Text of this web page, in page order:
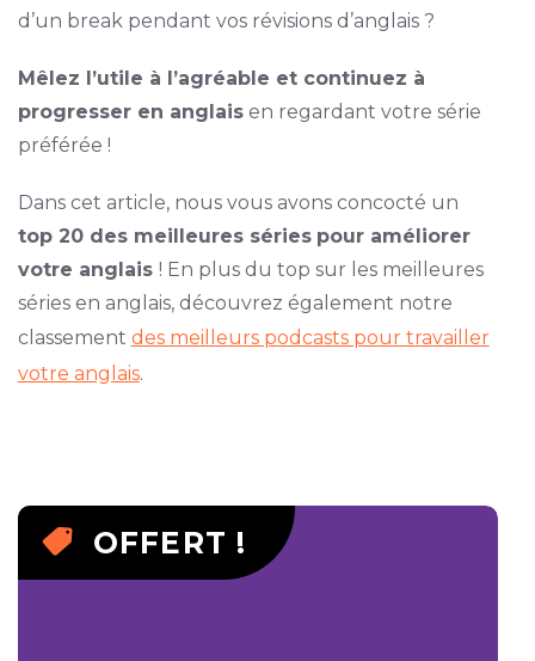
d’un break pendant vos révisions d’anglais ?
Mêlez l’utile à l’agréable et continuez à
progresser en anglaisen regardant votre série
préférée !
Dans cet article, nous vous avons concocté un
top 20 des meilleures séries pour améliorer
votre anglais ! En plus du top sur les meilleures
séries en anglais, découvrez également notre
classement des meilleurs podcasts pour travailler
votre anglais.
OFFERT !